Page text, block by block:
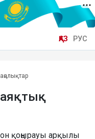
ҚАЗ РУС
қоңырауы арқылы